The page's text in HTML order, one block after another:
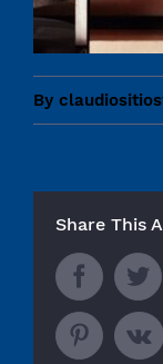
By
Share This